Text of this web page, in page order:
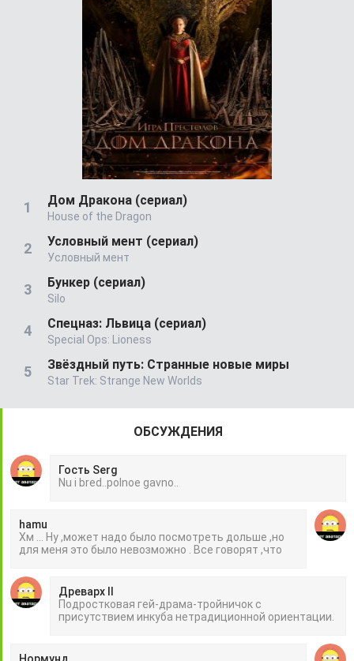
Дом Дракона (сериал)
House of the Dragon
Условный мент (сериал)
Условный мент
Бункер (сериал)
Silo
Спецназ: Львица (сериал)
Special Ops: Lioness
Звёздный путь: Странные новые миры
Star Trek: Strange New Worlds
ОБСУЖДЕНИЯ
Гость Serg
Nu i bred..polnoe gavno..
hamu
Хм ... Ну ,может надо было посмотреть дольше ,но
для меня это было невозможно . Все говорят ,что
Древарх II
Подростковая гей-драма-тройничок с
присутствием инкуба нетрадиционной ориентации.
Нормунд